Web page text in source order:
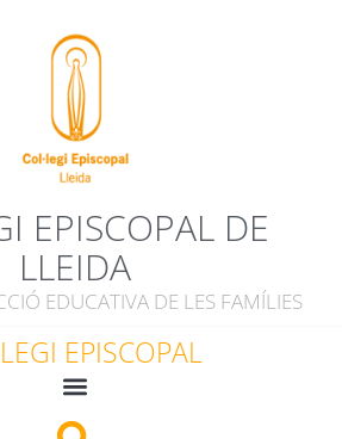
EPISCOPAL DE
LLEIDA
EDUCATIVA DE LES FAMÍLIES
EPISCOPAL